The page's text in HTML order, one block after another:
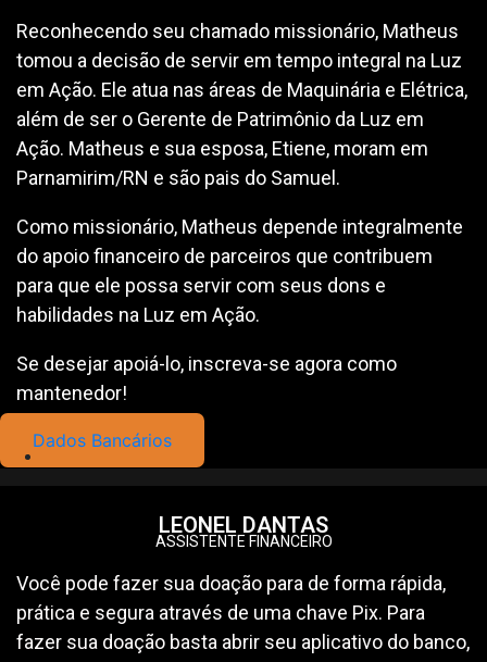
Reconhecendo seu chamado missionário, Matheus
tomou a decisão de servir em tempo integral na Luz
em Ação. Ele atua nas áreas de Maquinária e Elétrica,
além de ser o Gerente de Patrimônio da Luz em
Ação. Matheus e sua esposa, Etiene, moram em
Parnamirim/RN e são pais do Samuel.
Como missionário, Matheus depende integralmente
do apoio financeiro de parceiros que contribuem
para que ele possa servir com seus dons e
habilidades na Luz em Ação.
Se desejar apoiá-lo, inscreva-se agora como
mantenedor!
Dados Bancários
LEONEL DANTAS
ASSISTENTE FINANCEIRO
Você pode fazer sua doação para de forma rápida,
prática e segura através de uma chave Pix. Para
fazer sua doação basta abrir seu aplicativo do banco,